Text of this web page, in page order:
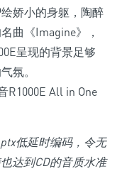
娇小的身躯，陶醉
曲《Imagine》，
呈现的背景足够
氛。
低延时编码，令无
达到CD的音质水准